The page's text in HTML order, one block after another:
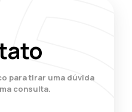
para tirar uma dúvida
consulta.